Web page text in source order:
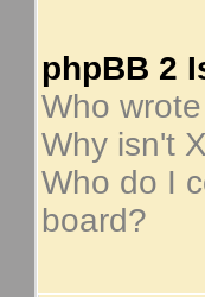
phpBB 2
Who
Why isn't
Who do I
board?